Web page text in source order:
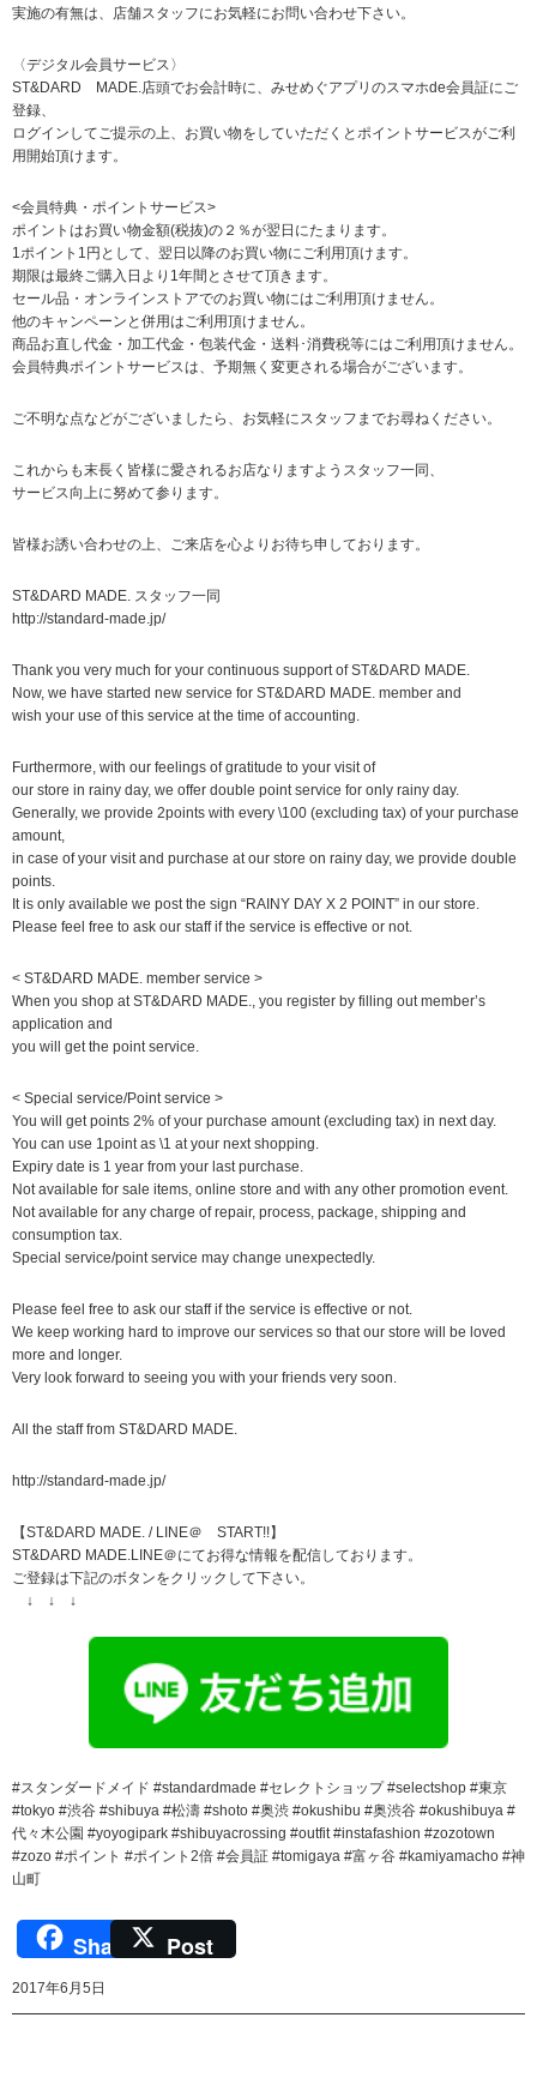
実施の有無は、店舗スタッフにお気軽にお問い合わせ下さい。
〈デジタル会員サービス〉
ST&DARD MADE.店頭でお会計時に、みせめぐアプリのスマホde会員証にご
登録、
ログインしてご提示の上、お買い物をしていただくとポイントサービスがご利
用開始頂けます。
<会員特典・ポイントサービス>
ポイントはお買い物金額(税抜)の２％が翌日にたまります。
1ポイント1円として、翌日以降のお買い物にご利用頂けます。
期限は最終ご購入日より1年間とさせて頂きます。
セール品・オンラインストアでのお買い物にはご利用頂けません。
他のキャンペーンと併用はご利用頂けません。
商品お直し代金・加工代金・包装代金・送料･消費税等にはご利用頂けません。
会員特典ポイントサービスは、予期無く変更される場合がございます。
ご不明な点などがございましたら、お気軽にスタッフまでお尋ねください。
これからも末長く皆様に愛されるお店なりますようスタッフ一同、
サービス向上に努めて参ります。
皆様お誘い合わせの上、ご来店を心よりお待ち申しております。
ST&DARD MADE. スタッフ一同
http://standard-made.jp/
Thank you very much for your continuous support of ST&DARD MADE.
Now, we have started new service for ST&DARD MADE. member and
wish your use of this service at the time of accounting.
Furthermore, with our feelings of gratitude to your visit of
our store in rainy day, we offer double point service for only rainy day.
Generally, we provide 2points with every \100 (excluding tax) of your purchase
amount,
in case of your visit and purchase at our store on rainy day, we provide double
points.
It is only available we post the sign “RAINY DAY X 2 POINT” in our store.
Please feel free to ask our staff if the service is effective or not.
< ST&DARD MADE. member service >
When you shop at ST&DARD MADE., you register by filling out member’s
application and
you will get the point service.
< Special service/Point service >
You will get points 2% of your purchase amount (excluding tax) in next day.
You can use 1point as \1 at your next shopping.
Expiry date is 1 year from your last purchase.
Not available for sale items, online store and with any other promotion event.
Not available for any charge of repair, process, package, shipping and
consumption tax.
Special service/point service may change unexpectedly.
Please feel free to ask our staff if the service is effective or not.
We keep working hard to improve our services so that our store will be loved
more and longer.
Very look forward to seeing you with your friends very soon.
All the staff from ST&DARD MADE.
http://standard-made.jp/
【ST&DARD MADE. / LINE＠ START!!】
ST&DARD MADE.LINE＠にてお得な情報を配信しております。
ご登録は下記のボタンをクリックして下さい。
↓ ↓ ↓
#スタンダードメイド #standardmade #セレクトショップ #selectshop #東京
#tokyo #渋谷 #shibuya #松濤 #shoto #奥渋 #okushibu #奥渋谷 #okushibuya #
代々木公園 #yoyogipark #shibuyacrossing #outfit #instafashion #zozotown
#zozo #ポイント #ポイント2倍 #会員証 #tomigaya #富ヶ谷 #kamiyamacho #神
山町
Share Post
2017年6月5日